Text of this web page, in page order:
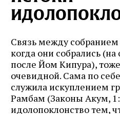
Связь между
когда они собрались
после Йом Кипура),
очевидной. Сама по
служила искуплением
Рамбам (Законы Акум,
идолопоклонство тем,